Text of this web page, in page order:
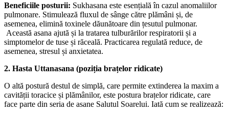
Beneficiile posturii: Sukhasana este esențială în cazul anomaliilor
pulmonare. Stimulează fluxul de sânge către plămâni și, de
asemenea, elimină toxinele dăunătoare din țesutul pulmonar.
Această asana ajută și la tratarea tulburărilor respiratorii și a
simptomelor de tuse și răceală. Practicarea regulată reduce, de
asemenea, stresul și anxietatea.
2. Hasta Uttanasana (poziția brațelor ridicate)
O altă postură destul de simplă, care permite extinderea la maxim a
cavității toracice și plămânilor, este postura brațelor ridicate, care
face parte din seria de asane Salutul Soarelui. Iată cum se realizează: